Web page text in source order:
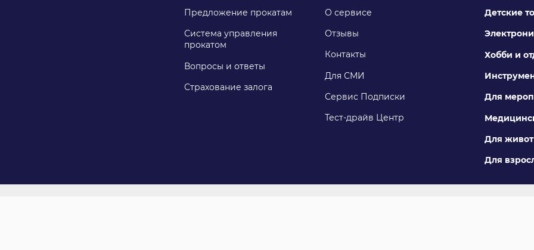
Предложение прокатам
Система управления
прокатом
Вопросы и ответы
Страхование залога
О сервисе
Отзывы
Контакты
Для СМИ
Сервис Подписки
Тест-драйв Центр
Детские
Хобби и
Для
Для
Для